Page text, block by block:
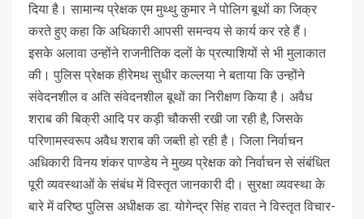
दिया है। सामान्य प्रेक्षक एम मुथ्थु कुमार ने पोलिग बूथों का जिक्र
करते हुए कहा कि अधिकारी आपसी समन्वय से कार्य कर रहे हैं।
इसके अलावा उन्होंने राजनीतिक दलों के प्रत्याशियों से भी मुलाकात
की। पुलिस प्रेक्षक हीरेमथ सुधीर कल्लया ने बताया कि उन्होंने
संवेदनशील व अति संवेदनशील बूथों का निरीक्षण किया है। अवैध
शराब की बिक्री आदि पर कड़ी चौकसी रखी जा रही है, जिसके
परिणामस्वरूप अवैध शराब की जब्ती हो रही है। जिला निर्वाचन
अधिकारी विनय शंकर पाण्डेय ने मुख्य प्रेक्षक को निर्वाचन से संबंधित
पूरी व्यवस्थाओं के संबंध में विस्तृत जानकारी दी। सुरक्षा व्यवस्था के
बारे में वरिष्ठ पुलिस अधीक्षक डा. योगेन्द्र सिंह रावत ने विस्तृत विचार-